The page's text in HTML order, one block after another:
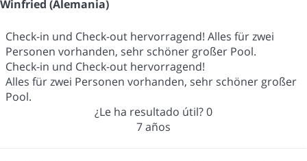
Winfried (Alemania)
Check-in und Check-out hervorragend! Alles für zwei
Personen vorhanden, sehr schöner großer Pool.
Check-in und Check-out hervorragend!
Alles für zwei Personen vorhanden, sehr schöner großer
Pool.
¿Le ha resultado útil?0
7 años